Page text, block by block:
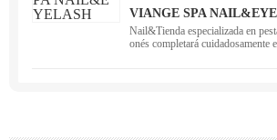
VIANGE SPA
Nail&Tienda especializada en
onés completará cuidadosamente